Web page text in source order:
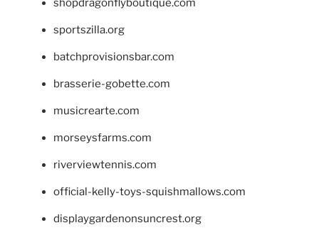
shopdragonflyboutique.com
sportszilla.org
batchprovisionsbar.com
brasserie-gobette.com
musicrearte.com
morseysfarms.com
riverviewtennis.com
official-kelly-toys-squishmallows.com
displaygardenonsuncrest.org